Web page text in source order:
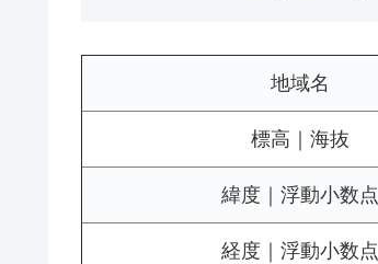
地域名
標高｜海抜
緯度｜浮動小数点
経度｜浮動小数点